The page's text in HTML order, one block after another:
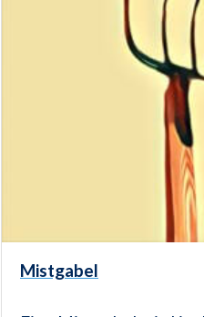
Mistgabel